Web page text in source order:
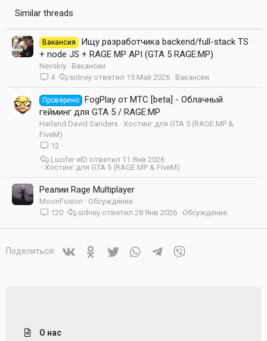
Similar threads
Вакансия
Ищу разработчика backend/full-stack TS
+ node JS + RAGE MP API (GTA 5 RAGE:MP)
Nevskiy
Вакансии
4
Вакансии
15 Май 2026
sidney
Проверено
FogPlay от МТС [beta] - Облачный
гейминг для GTA 5 / RAGE:MP
Harland David Sanders
Хостинг для GTA 5 (RAGE:MP &
FiveM)
12
Хостинг для GTA 5 (RAGE:MP & FiveM)
11 Янв 2026
Lucifer elD
Реалии Rage Multiplayer
MoonFusion
Обсуждение
120
Обсуждение
28 Янв 2026
sidney
Поделиться: VkontakteOdnoklassniki
Twitter WhatsAppTelegram
О нас